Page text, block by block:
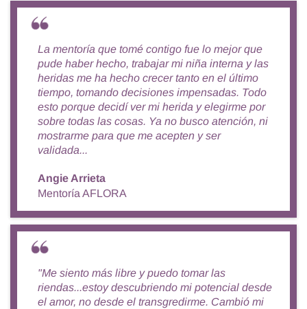
La mentoría que tomé contigo fue lo mejor que
pude haber hecho, trabajar mi niña interna y las
heridas me ha hecho crecer tanto en el último
tiempo, tomando decisiones impensadas. Todo
esto porque decidí ver mi herida y elegirme por
sobre todas las cosas. Ya no busco atención, ni
mostrarme para que me acepten y ser
validada...
Angie Arrieta
Mentoría AFLORA
"Me siento más libre y puedo tomar las
riendas...estoy descubriendo mi potencial desde
el amor, no desde el transgredirme. Cambió mi